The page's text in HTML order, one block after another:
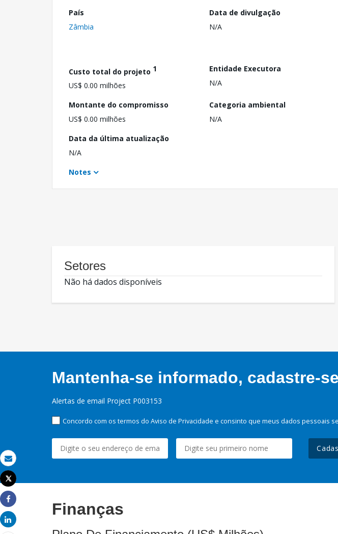
Email
Imprimir
Tweet
Share
Share
País
Zâmbia
Data de divulgação
N/A
Custo total do projeto 1
US$ 0.00 milhões
Entidade Executora
N/A
Montante do compromisso
US$ 0.00 milhões
Categoria ambiental
N/A
Data da última atualização
N/A
Notes
Setores
Não há dados disponíveis
Mantenha-se informado, cadastre-
Alertas de email Project P003153
Concordo com os termos do Aviso de Privacidade e consinto que meus dados pessoais
Finanças